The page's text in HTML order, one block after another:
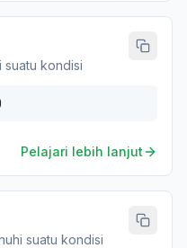
suatu kondisi
Pelajari lebih lanjut
suatu kondisi